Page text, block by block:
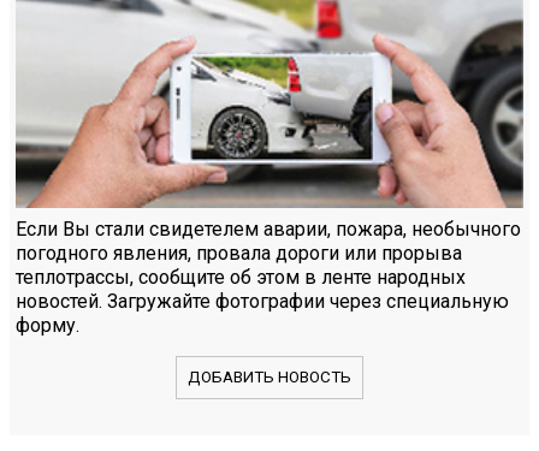
Если Вы стали свидетелем аварии, пожара, необычного
погодного явления, провала дороги или прорыва
теплотрассы, сообщите об этом в ленте народных
новостей. Загружайте фотографии через специальную
форму.
ДОБАВИТЬ НОВОСТЬ